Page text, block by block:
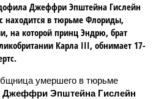
Джеффри Эпштейна Гислейн
находится в тюрьме Флориды,
на которой принц Эндрю, брат
Карла III, обнимает 17-
умершего в тюрьме
Джеффри Эпштейна Гислейн